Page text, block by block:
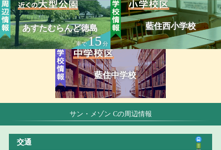
あすたむらんど徳島
車で15 分
藍住西小学校
藍住中学校
サン・メゾン Cの周辺情報
交通